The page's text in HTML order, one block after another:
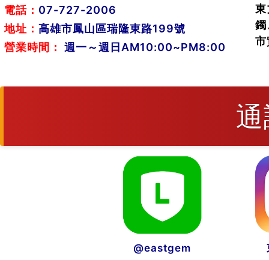
電話： 07-727-2006
地址： 高雄市鳳山區瑞隆東路199號
營業時間：
週一～週日AM10:00~PM8:00
鐲
市
@eastgem